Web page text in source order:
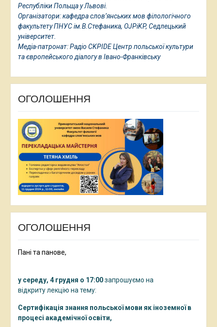
Республіки Польща у Львові.
Організатори: кафедра слов’янських мов філологічного
факультету ПНУС ім.В.Стефаника, OJPiKP, Седлецький
університет.
Медіа-патронат: Радіо CKPIDE Центр польської культури
та європейського діалогу в Івано-Франківську
ОГОЛОШЕННЯ
ОГОЛОШЕННЯ
Пані та панове,
у середу, 4 грудня о 17:00запрошуємо на
відкриту лекцію на тему:
Сертифікація знання польської мови як іноземної в
процесі академічної освіти,